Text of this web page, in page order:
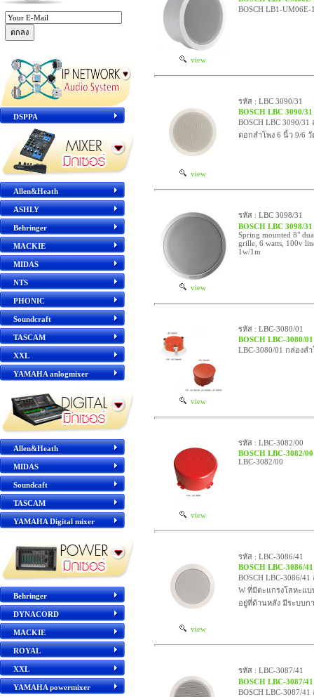
DSPPA
Allen&Heath
ASHLY
Behringer
MACKIE
MIDAS
NTS
PHONIC
Soundcraft
TASCAM
XXL
YAMAHA anlogmixer
Allen&Heath
MIDAS
Soundcaft
TASCAM
YAMAHA Digital mixer
Behringer
DYNACORD
MACKIE
ROYAL
XXL
YAMAHA powermixer
view
BOSCH LB1-UM06E-
view
รหัส : LBC 3090/31
BOSCH LBC 3090/31
BOSCH LBC 3090/
ดอกลำโพง 6 นิ้ว 9/6 วั
view
รหัส : LBC 3098/31
BOSCH LBC 3098/31
Spring mounted 8"
grille, 6 watts, 100v
1w/1m
view
รหัส : LBC-3080/01
BOSCH LBC-3080/01
LBC-3080/01 กล่องลำ
view
รหัส : LBC-3082/00
BOSCH LBC-3082/00
LBC-3082/00
view
รหัส : LBC-3086/41
BOSCH LBC-3086/41
BOSCH LBC-3086/
W ที่มีตะแกรงโลหะแ
อยู่ที่ด้านหลัง มีระบบก
รหัส : LBC-3087/41
BOSCH LBC-3087/41
BOSCH LBC-3087/